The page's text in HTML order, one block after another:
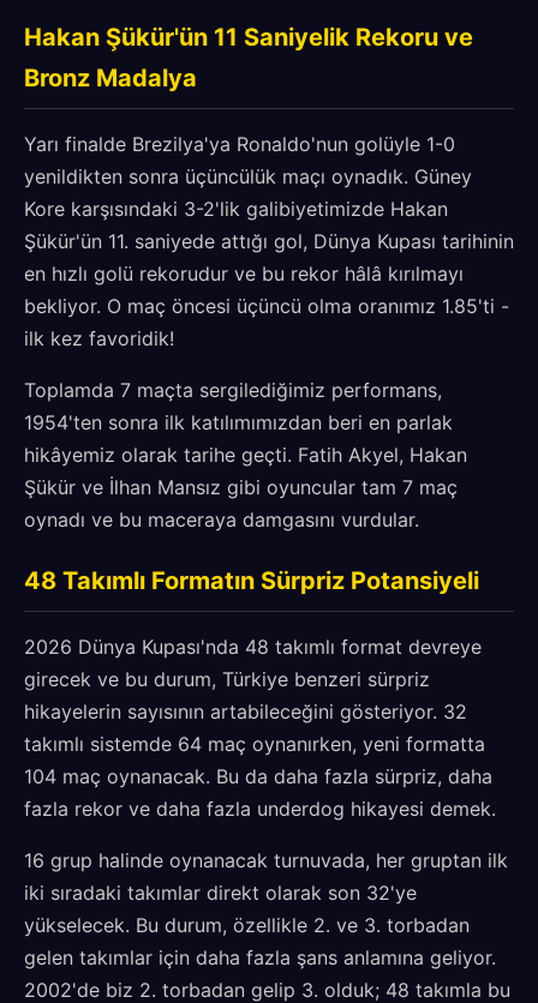
Hakan Şükür'ün 11 Saniyelik Rekoru ve
Bronz Madalya
Yarı finalde Brezilya'ya Ronaldo'nun golüyle 1-0
yenildikten sonra üçüncülük maçı oynadık. Güney
Kore karşısındaki 3-2'lik galibiyetimizde Hakan
Şükür'ün 11. saniyede attığı gol, Dünya Kupası tarihinin
en hızlı golü rekorudur ve bu rekor hâlâ kırılmayı
bekliyor. O maç öncesi üçüncü olma oranımız 1.85'ti -
ilk kez favoridik!
Toplamda 7 maçta sergilediğimiz performans,
1954'ten sonra ilk katılımımızdan beri en parlak
hikâyemiz olarak tarihe geçti. Fatih Akyel, Hakan
Şükür ve İlhan Mansız gibi oyuncular tam 7 maç
oynadı ve bu maceraya damgasını vurdular.
48 Takımlı Formatın Sürpriz Potansiyeli
2026 Dünya Kupası'nda 48 takımlı format devreye
girecek ve bu durum, Türkiye benzeri sürpriz
hikayelerin sayısının artabileceğini gösteriyor. 32
takımlı sistemde 64 maç oynanırken, yeni formatta
104 maç oynanacak. Bu da daha fazla sürpriz, daha
fazla rekor ve daha fazla underdog hikayesi demek.
16 grup halinde oynanacak turnuvada, her gruptan ilk
iki sıradaki takımlar direkt olarak son 32'ye
yükselecek. Bu durum, özellikle 2. ve 3. torbadan
gelen takımlar için daha fazla şans anlamına geliyor.
2002'de biz 2. torbadan gelip 3. olduk; 48 takımla bu